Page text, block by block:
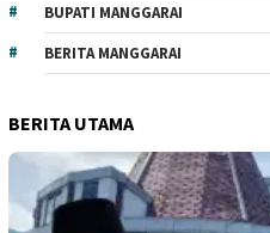
BUPATI MANGGARAI
BERITA MANGGARAI
BERITA UTAMA